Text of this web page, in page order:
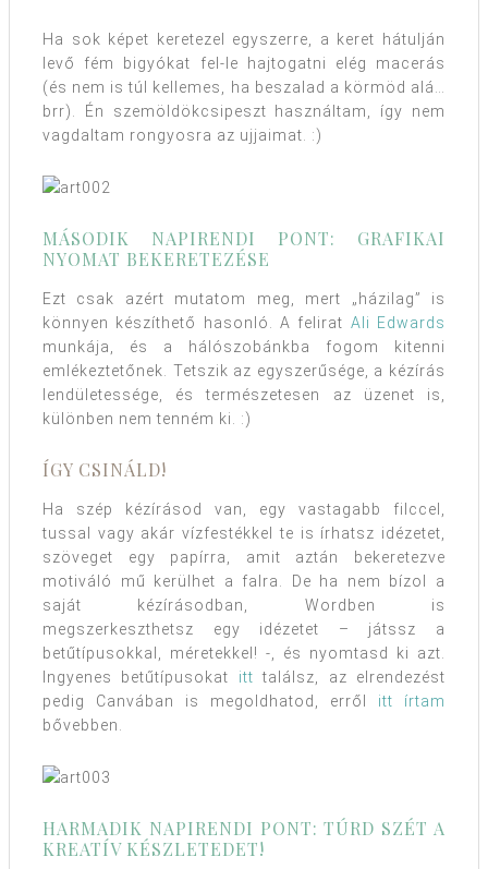
Ha sok képet keretezel egyszerre, a keret hátulján
levő fém bigyókat fel-le hajtogatni elég macerás
(és nem is túl kellemes, ha beszalad a körmöd alá…
brr). Én szemöldökcsipeszt használtam, így nem
vagdaltam rongyosra az ujjaimat. :)
MÁSODIK NAPIRENDI PONT: GRAFIKAI
NYOMAT BEKERETEZÉSE
Ezt csak azért mutatom meg, mert „házilag” is
könnyen készíthető hasonló. A felirat Ali Edwards
munkája, és a hálószobánkba fogom kitenni
emlékeztetőnek. Tetszik az egyszerűsége, a kézírás
lendületessége, és természetesen az üzenet is,
különben nem tenném ki. :)
ÍGY CSINÁLD!
Ha szép kézírásod van, egy vastagabb filccel,
tussal vagy akár vízfestékkel te is írhatsz idézetet,
szöveget egy papírra, amit aztán bekeretezve
motiváló mű kerülhet a falra. De ha nem bízol a
saját kézírásodban, Wordben is
megszerkeszthetsz egy idézetet – játssz a
betűtípusokkal, méretekkel! -, és nyomtasd ki azt.
Ingyenes betűtípusokat itt találsz, az elrendezést
pedig Canvában is megoldhatod, erről itt írtam
bővebben.
HARMADIK NAPIRENDI PONT: TÚRD SZÉT A
KREATÍV KÉSZLETEDET!